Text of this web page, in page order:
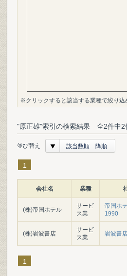
※クリックすると該当する業種で絞り込
"原正雄"索引の検索結果 全2件中
並び替え 該当数順 降順
1
会社名 業種
(株)帝国ホテル
サービ
ス業
帝国ホ
1990
(株)岩波書店
サービ
ス業
岩波書
1